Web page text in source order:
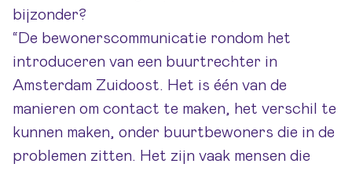
bijzonder?
“De bewonerscommunicatie rondom het
introduceren van een buurtrechter in
Amsterdam Zuidoost. Het is één van de
manieren om contact te maken, het verschil te
kunnen maken, onder buurtbewoners die in de
problemen zitten. Het zijn vaak mensen die